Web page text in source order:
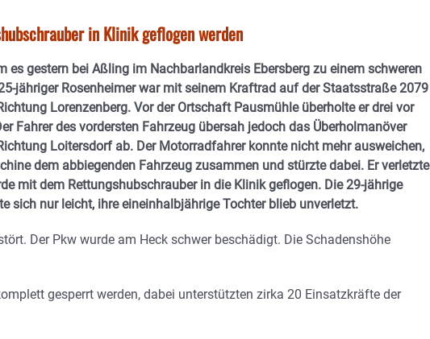
in Klinik geflogen werden
es gestern bei Aßling im Nachbarlandkreis Ebersberg zu einem schweren
jähriger Rosenheimer war mit seinem Kraftrad auf der Staatsstraße 2079
Lorenzenberg. Vor der Ortschaft Pausmühle überholte er drei vor
Fahrer des vordersten Fahrzeug übersah jedoch das Überholmanöver
Loitersdorf ab. Der Motorradfahrer konnte nicht mehr ausweichen,
dem abbiegenden Fahrzeug zusammen und stürzte dabei. Er verletzte
mit dem Rettungshubschrauber in die Klinik geflogen. Die 29-jährige
sich nur leicht, ihre eineinhalbjährige Tochter blieb unverletzt.
Der Pkw wurde am Heck schwer beschädigt. Die Schadenshöhe
gesperrt werden, dabei unterstützten zirka 20 Einsatzkräfte der